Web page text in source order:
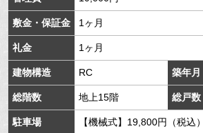
敷金・保証金 1ヶ月
礼金 1ヶ月
建物構造 RC 築年月
総階数 地上15階 総戸数
駐車場 【機械式】19,800円（税込）